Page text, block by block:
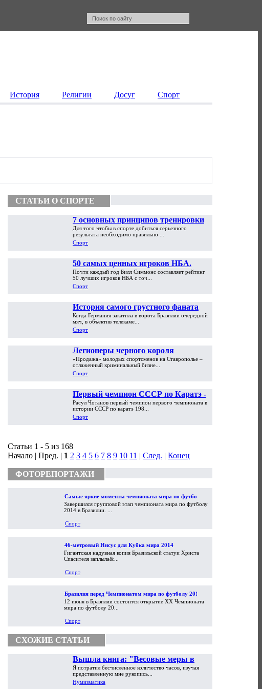
История Религии Досуг Спорт
СТАТЬИ О СПОРТЕ
7 основных принципов тренировки
Для того чтобы в спорте добиться серьезного
результата необходимо правильно ...
Спорт
50 самых ценных игроков НБА.
Часть первая
Почти каждый год Билл Симмонс составляет рейтинг
50 лучших игроков НБА с точ...
Спорт
История самого грустного фаната
мира. «На ЧМ-2002 я обменял
машину на PlayStation»
Когда Германия закатила в ворота Бразилии очередной
мяч, в объектив телекаме...
Спорт
Легионеры черного короля
«Продажа» молодых спортсменов на Ставрополье –
отлаженный криминальный бизне...
Спорт
Первый чемпион СССР по Каратэ -
Расул Чотанов
Расул Чотанов первый чемпион первого чемпионата в
истории СССР по каратэ 198...
Спорт
Статьи 1 - 5 из 168
Начало | Пред. | 1 2 3 4 5 6 7 8 9 10 11 | След. | Конец
ФОТОРЕПОРТАЖИ
Самые яркие моменты чемпионата мира по футболу
2014
Завершился групповой этап чемпионата мира по футболу
2014 в Бразилии. ...
Спорт
46-метровый Иисус для Кубка мира 2014
Гигантская надувная копия Бразильской статуи Христа
Спасителя заплыла&...
Спорт
Бразилия перед Чемпионатом мира по футболу 2014
12 июня в Бразилии состоится открытие XX Чемпионата
мира по футболу 20...
Спорт
СХОЖИЕ СТАТЬИ
Вышла книга: "Весовые меры в
торговой практике Античности и
Средневековья"
Я потратил бесчисленное количество часов, изучая
представленную мне рукопись...
Нумизматика